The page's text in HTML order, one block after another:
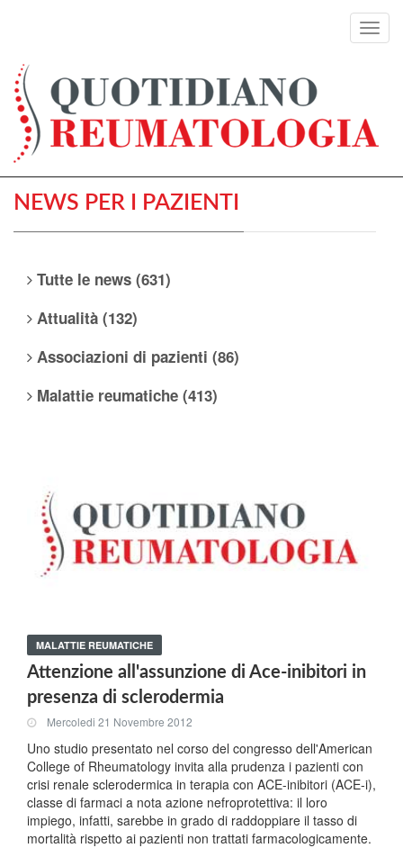
NEWS PER I PAZIENTI
Tutte le news (631)
Attualità (132)
Associazioni di pazienti (86)
Malattie reumatiche (413)
MALATTIE REUMATICHE
Attenzione all'assunzione di Ace-inibitori in
presenza di sclerodermia
Mercoledi 21 Novembre 2012
Uno studio presentato nel corso del congresso dell'American
College of Rheumatology invita alla prudenza i pazienti con
crisi renale sclerodermica in terapia con ACE-inibitori (ACE-i),
classe di farmaci a nota azione nefroprotettiva: il loro
impiego, infatti, sarebbe in grado di raddoppiare il tasso di
mortalità rispetto ai pazienti non trattati farmacologicamente.